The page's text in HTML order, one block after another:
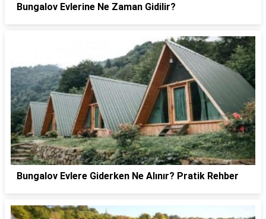
Bungalov Evlerine Ne Zaman Gidilir?
Bungalov Evlere Giderken Ne Alınır? Pratik Rehber